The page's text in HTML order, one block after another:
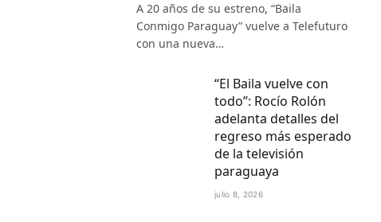
A 20 años de su estreno, “Baila
Conmigo Paraguay” vuelve a Telefuturo
con una nueva…
“El Baila vuelve con
todo”: Rocío Rolón
adelanta detalles del
regreso más esperado
de la televisión
paraguaya
julio 8, 2026